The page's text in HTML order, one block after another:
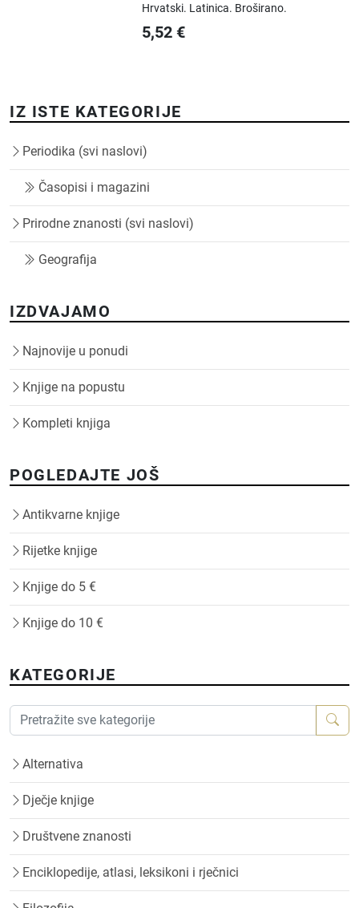
Hrvatski. Latinica. Broširano.
5,52 €
IZ ISTE KATEGORIJE
Periodika (svi naslovi)
Časopisi i magazini
Prirodne znanosti (svi naslovi)
Geografija
IZDVAJAMO
Najnovije u ponudi
Knjige na popustu
Kompleti knjiga
POGLEDAJTE JOŠ
Antikvarne knjige
Rijetke knjige
Knjige do 5 €
Knjige do 10 €
KATEGORIJE
Alternativa
Dječje knjige
Društvene znanosti
Enciklopedije, atlasi, leksikoni i rječnici